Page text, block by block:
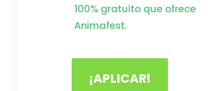
100% gratuito que ofrece
Animafest.
¡APLICAR!